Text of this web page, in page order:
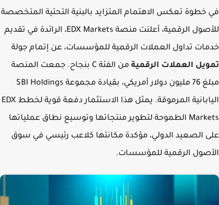
خطوة تعكس الاهتمام المتزايد بالبنية التحتية المتخصصة
للأصول الرقمية، أعلنت منصة EDX Markets، الرائدة في تقديم
تداول العملات الرقمية للمؤسسات، عن إتمام جولة
العملات الرقمية
من الفئة C بنجاح. جمعت المنصة
مبلغ 76 مليون دولار أمريكي، بقيادة مجموعة SBI Holdings
اليابانية المرموقة. يمثل هذا الاستثمار دفعة قوية لخطط EDX
Markets الطموحة لتطوير منتجاتها وتوسيع نطاق عملياتها
الصعيد الدولي، مؤكدة مكانتها كلاعب رئيسي في سوق
الرقمية للمؤسسات.